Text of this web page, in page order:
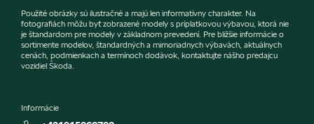
Použité obrázky sú ilustračné a majú len informatívny charakter. Na
fotografiách môžu byť zobrazené modely s príplatkovou výbavou, ktorá nie
je štandardom pre modely v základnom prevedení. Pre bližšie informácie o
sortimente modelov, štandardných a mimoriadnych výbavách, aktuálnych
cenách, podmienkach a termínoch dodávok, kontaktujte nášho predajcu
vozidiel Škoda.
Informácie